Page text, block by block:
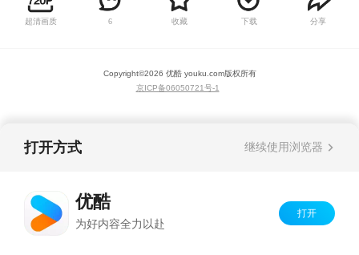
家带来全新的儿歌世界。《兔小贝儿歌》专辑符
合当代审美、时代潮流的高品质儿歌动画，韵律
欢乐的音乐氛围，还能从歌曲中学习语言，培养
美感，启发益智，增长见识。
超清画质 6 收藏 下载 分享
Copyright©2026 优酷 youku.com版权所有
京ICP备06050721号-1
打开方式 继续使用浏览器
优酷
为好内容全力以赴
打开